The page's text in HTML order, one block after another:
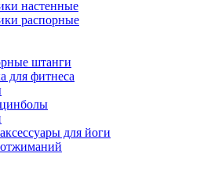
настенные
распорные
штанги
для фитнеса
для йоги